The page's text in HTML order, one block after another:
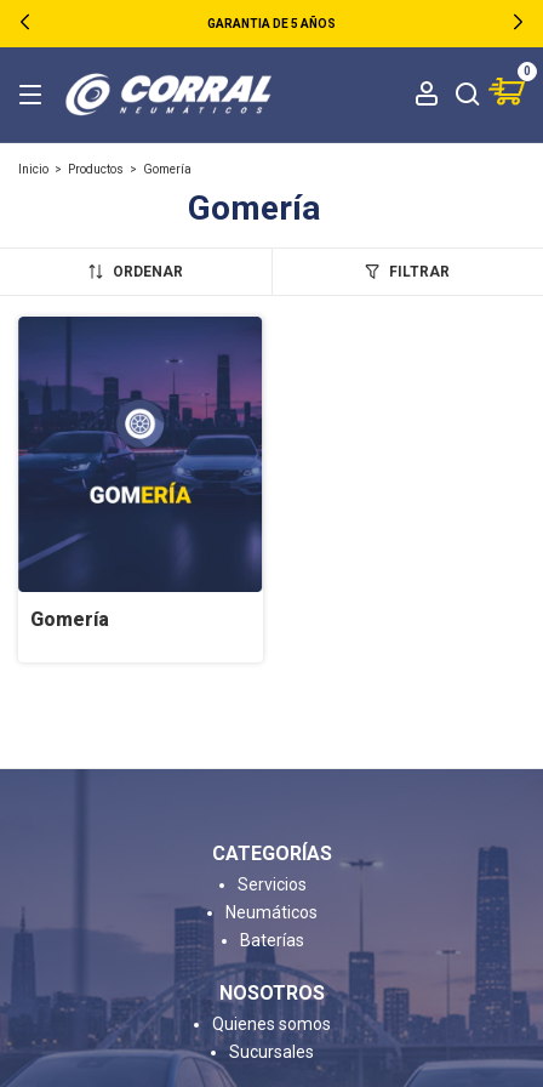
GARANTIA DE 5 AÑOS
0
Inicio > Productos > Gomería
Gomería
ORDENAR FILTRAR
Gomería
CATEGORÍAS
Servicios
Neumáticos
Baterías
NOSOTROS
Quienes somos
Sucursales